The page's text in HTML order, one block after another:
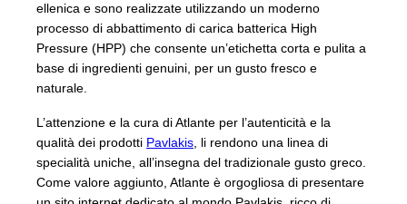
ellenica e sono realizzate utilizzando un moderno
processo di abbattimento di carica batterica High
Pressure (HPP) che consente un’etichetta corta e pulita a
base di ingredienti genuini, per un gusto fresco e
naturale.
L’attenzione e la cura di Atlante per l’autenticità e la
qualità dei prodotti Pavlakis , li rendono una linea di
specialità uniche, all’insegna del tradizionale gusto greco.
Come valore aggiunto, Atlante è orgogliosa di presentare